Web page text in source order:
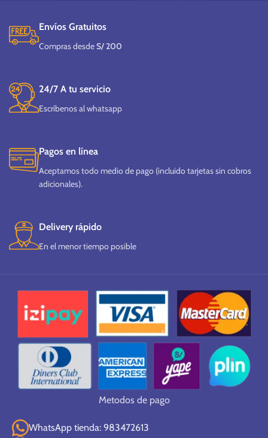
Envíos Gratuitos
Compras desdeS/ 200
24/7 A tu servicio
Escríbenos al whatsapp
Pagos en línea
Aceptamos todo medio de pago (incluido tarjetas sin cobros
adicionales).
Delivery rápido
En el menor tiempo posible
Metodos de pago
WhatsApp tienda: 983472613